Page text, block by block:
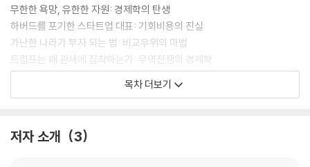
▶ 금리 변동에 따라 지금 당장 내 대출금과 투자금을 어떻게 관리해야 하
는지 판단하는 안목
▶ 취업, 이직, 재테크 등 인생의 모든 선택에서 기회비용을 계산하는 경제
적 사고법
▶ 불황기에 가장 안전한 자산 배분 전략과 인플레이션 방어 방법
▶ “비트코인을 사야 할까, 말아야 할까?” 암호화폐 투자 결정에 필요한
무한한 욕망, 유한한 자원: 경제학의 탄생
하버드를 포기한 스타트업 대표: 기회비용의 진실
가난한 나라가 부자 되는 법: 비교우위의 마법
트럼프는 왜 관세에 집착하는가: 무역전쟁의 경제학
계획경제는 왜 실패했을까: 시장경제의 승리
보이지 않는 손 VS 자본론: 스미스와 마르크스, 세기의 대결
목차 더보기
저자 소개 3